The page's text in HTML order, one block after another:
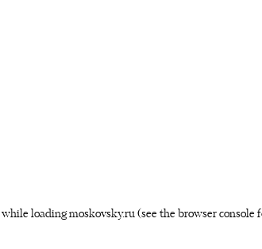
while loadingmoskovsky.ru (see the browser